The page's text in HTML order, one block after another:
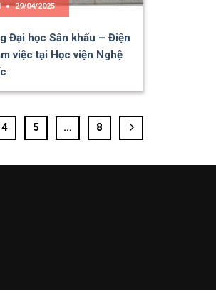
29/04/2025
Đại học Sân khấu – Điện
việc tại Học viện Nghệ
4 5 … 8